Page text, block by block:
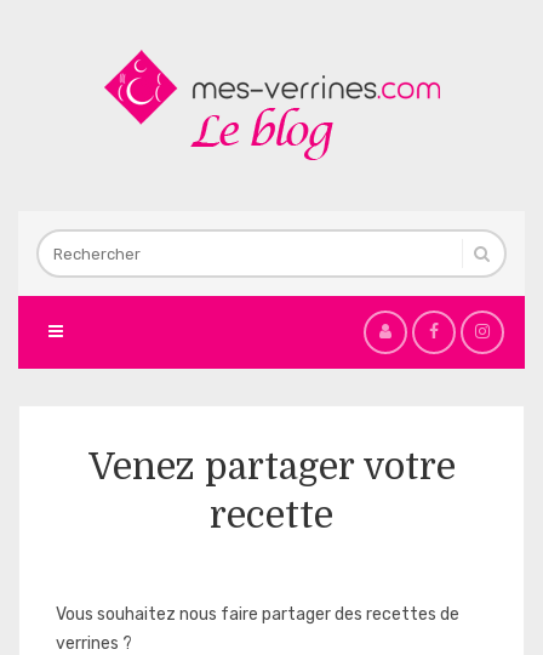
Venez partager votre
recette
Vous souhaitez nous faire partager des recettes de
verrines ?